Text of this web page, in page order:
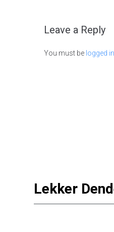
Leave a Reply
You must be logged in
Lekker